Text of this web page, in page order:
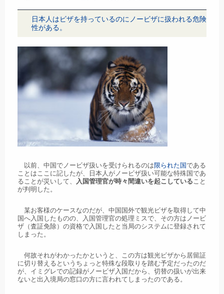
日本人はビザを持っているのにノービザに扱われる危険
性がある。
以前、中国でノービザ扱いを受けられるのは限られた国である
ことはここに記したが、日本人がノービザ扱い可能な特殊国であ
ることが災いして、 入国管理官が時々間違いを起こしていること
が判明した。
某お客様のケースなのだが、中国国外で観光ビザを取得して中
国へ入国したものの、入国管理官の処理ミスで、その方はノービ
ザ（査証免除）の資格で入国したと当局のシステムに登録されて
しまった。
何故それがわかったかというと、この方は観光ビザから居留証
に切り替えるというちょっと特殊な段取りを踏む予定だったのだ
が、イミグレでの記録がノービザ入国だから、切替の扱いが出来
ないと出入境局の窓口の方に言われてしまったのである。